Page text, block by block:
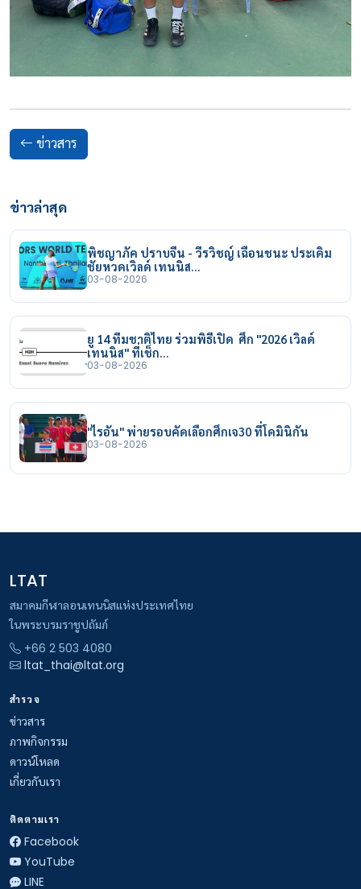
ข่าวสาร
ข่าวล่าสุด
พิชญาภัค ปราบจีน - วีรวิชญ์ เฉือนชนะ ประเดิม
ชัยหวดเวิลด์ เทนนิส…
03-08-2026
ยู 14 ทีมชาติไทย ร่วมพิธีเปิด ศึก "2026 เวิลด์
เทนนิส" ที่เช็ก…
03-08-2026
"ไรอัน" พ่ายรอบคัดเลือกศึกเจ30 ที่โดมินิกัน
03-08-2026
LTAT
สมาคมกีฬาลอนเทนนิสแห่งประเทศไทย
ในพระบรมราชูปถัมภ์
+66 2 503 4080
ltat_thai@ltat.org
สำรวจ
ข่าวสาร
ภาพกิจกรรม
ดาวน์โหลด
เกี่ยวกับเรา
ติดตามเรา
Facebook
YouTube
LINE